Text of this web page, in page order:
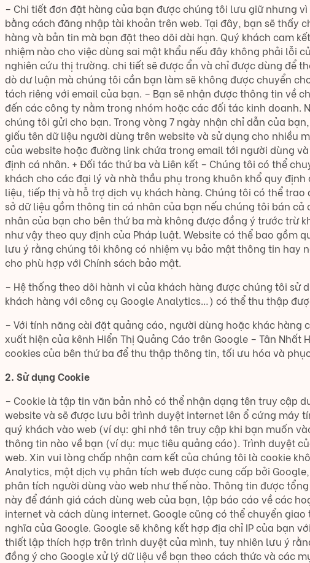
– Chi tiết đơn đặt hàng của bạn được chúng tôi lưu giữ nhưng
bằng cách đăng nhập tài khoản trên web. Tại đây, bạn sẽ
hàng và bản tin mà bạn đặt theo dõi dài hạn. Quý khách cam
nhiệm nào cho việc dùng sai mật khẩu nếu đây không phải lỗi
nghiên cứu thị trường. chi tiết sẽ được ẩn và chỉ được dùng để
dò dư luận mà chúng tôi cần bạn làm sẽ không được chuyển
tách riêng với email của bạn. – Bạn sẽ nhận được thông tin về
đến các công ty nằm trong nhóm hoặc các đối tác kinh
chúng tôi gửi cho bạn. Trong vòng 7 ngày nhận chỉ dẫn của
giấu tên dữ liệu người dùng trên website và sử dụng cho nhiều
của website hoặc đường link chứa trong email tới người dùng
định cá nhân. + Đối tác thứ ba và Liên kết – Chúng tôi có thể
khách cho các đại lý và nhà thầu phụ trong khuôn khổ quy
liệu, tiếp thị và hỗ trợ dịch vụ khách hàng. Chúng tôi có thể
sở dữ liệu gồm thông tin cá nhân của bạn nếu chúng tôi bán
nhân của bạn cho bên thứ ba mà không được đồng ý trước trừ
như vậy theo quy định của Pháp luật. Website có thể bao gồm
lưu ý rằng chúng tôi không có nhiệm vụ bảo mật thông tin hay
cho phù hợp với Chính sách bảo mật.
– Hệ thống theo dõi hành vi của khách hàng được chúng tôi sử
khách hàng với công cụ Google Analytics…) có thể thu thập
– Với tính năng cài đặt quảng cáo, người dùng hoặc khác
xuất hiện của kênh Hiển Thị Quảng Cáo trên Google – Tân
cookies của bên thứ ba để thu thập thông tin, tối ưu hóa và
2. Sử dụng Cookie
– Cookie là tập tin văn bản nhỏ có thể nhận dạng tên truy cập
website và sẽ được lưu bởi trình duyệt internet lên ổ cứng máy
quý khách vào web (ví dụ: ghi nhớ tên truy cập khi bạn muốn
thông tin nào về bạn (ví dụ: mục tiêu quảng cáo). Trình duyệt
web. Xin vui lòng chấp nhận cam kết của chúng tôi là cookie
Analytics, một dịch vụ phân tích web được cung cấp bởi
phân tích người dùng vào web như thế nào. Thông tin được
này để đánh giá cách dùng web của bạn, lập báo cáo về các
internet và cách dùng internet. Google cũng có thể chuyển
nghĩa của Google. Google sẽ không kết hợp địa chỉ IP của bạn
thiết lập thích hợp trên trình duyệt của mình, tuy nhiên lưu ý
đồng ý cho Google xử lý dữ liệu về bạn theo cách thức và các